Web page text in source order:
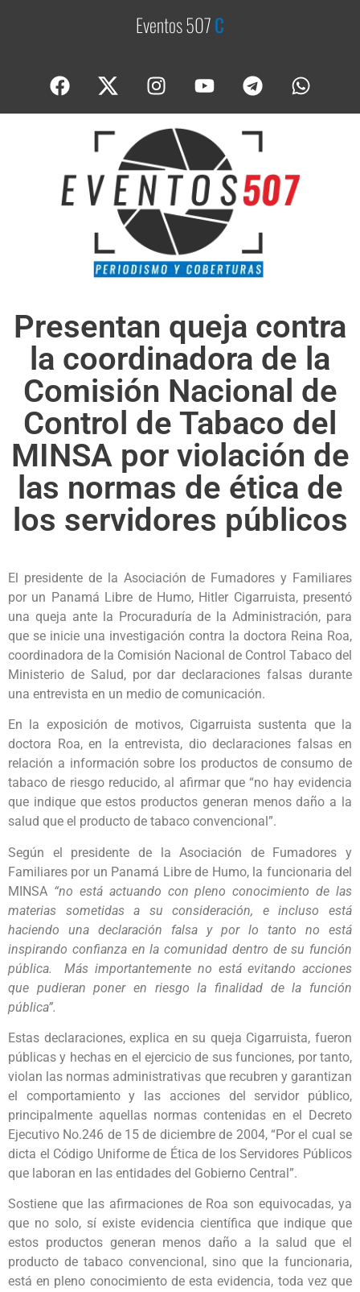
Eventos 507Co
Presentan queja contra
la coordinadora de la
Comisión Nacional de
Control de Tabaco del
MINSA por violación de
las normas de ética de
los servidores públicos
El presidente de la Asociación de Fumadores y Familiares
por un Panamá Libre de Humo, Hitler Cigarruista, presentó
una queja ante la Procuraduría de la Administración, para
que se inicie una investigación contra la doctora Reina Roa,
coordinadora de la Comisión Nacional de Control Tabaco del
Ministerio de Salud, por dar declaraciones falsas durante
una entrevista en un medio de comunicación.
En la exposición de motivos, Cigarruista sustenta que la
doctora Roa, en la entrevista, dio declaraciones falsas en
relación a información sobre los productos de consumo de
tabaco de riesgo reducido, al afirmar que “no hay evidencia
que indique que estos productos generan menos daño a la
salud que el producto de tabaco convencional”.
Según el presidente de la Asociación de Fumadores y
Familiares por un Panamá Libre de Humo, la funcionaria del
MINSA “no está actuando con pleno conocimiento de las
materias sometidas a su consideración, e incluso está
haciendo una declaración falsa y por lo tanto no está
inspirando confianza en la comunidad dentro de su función
pública. Más importantemente no está evitando acciones
que pudieran poner en riesgo la finalidad de la función
pública”.
Estas declaraciones, explica en su queja Cigarruista, fueron
públicas y hechas en el ejercicio de sus funciones, por tanto,
violan las normas administrativas que recubren y garantizan
el comportamiento y las acciones del servidor público,
principalmente aquellas normas contenidas en el Decreto
Ejecutivo No.246 de 15 de diciembre de 2004, “Por el cual se
dicta el Código Uniforme de Ética de los Servidores Públicos
que laboran en las entidades del Gobierno Central”.
Sostiene que las afirmaciones de Roa son equivocadas, ya
que no solo, sí existe evidencia científica que indique que
estos productos generan menos daño a la salud que el
producto de tabaco convencional, sino que la funcionaria,
está en pleno conocimiento de esta evidencia, toda vez que